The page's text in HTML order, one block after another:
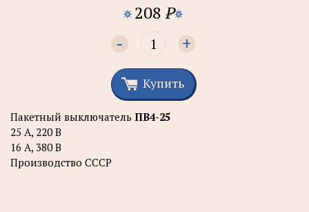
208 P
- +
Купить
Пакетный выключатель ПВ4-25
25 А, 220 В
16 А, 380 В
Производство СССР